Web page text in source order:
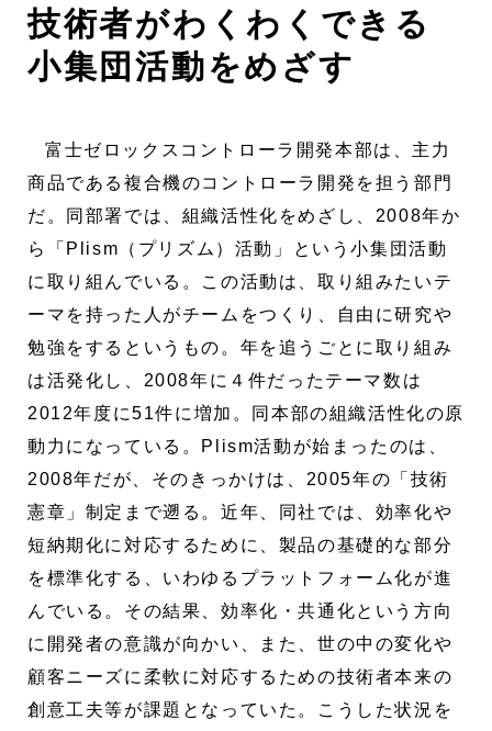
技術者がわくわくできる
小集団活動をめざす
富士ゼロックスコントローラ開発本部は、主力
商品である複合機のコントローラ開発を担う部門
だ。同部署では、組織活性化をめざし、2008年か
ら「Plism（プリズム）活動」という小集団活動
に取り組んでいる。この活動は、取り組みたいテ
ーマを持った人がチームをつくり、自由に研究や
勉強をするというもの。年を追うごとに取り組み
は活発化し、2008年に４件だったテーマ数は
2012年度に51件に増加。同本部の組織活性化の原
動力になっている。Plism活動が始まったのは、
2008年だが、そのきっかけは、2005年の「技術
憲章」制定まで遡る。近年、同社では、効率化や
短納期化に対応するために、製品の基礎的な部分
を標準化する、いわゆるプラットフォーム化が進
んでいる。その結果、効率化・共通化という方向
に開発者の意識が向かい、また、世の中の変化や
顧客ニーズに柔軟に対応するための技術者本来の
創意工夫等が課題となっていた。こうした状況を